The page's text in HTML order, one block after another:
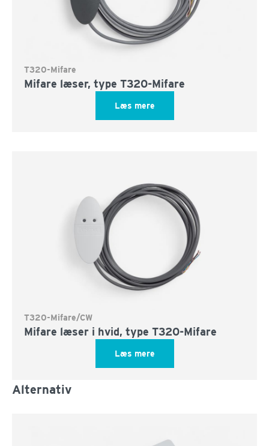
T320-Mifare
Mifare læser, type T320-Mifare
Læs mere
T320-Mifare/CW
Mifare læser i hvid, type T320-Mifare
Læs mere
Alternativ